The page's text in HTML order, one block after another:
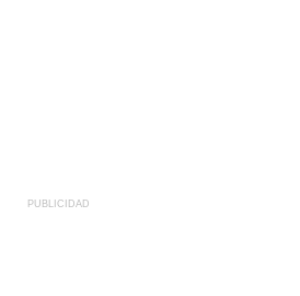
PUBLICIDAD